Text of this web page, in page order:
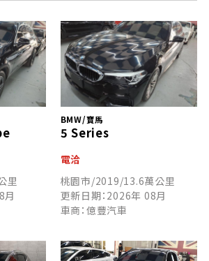
里
月
BMW/寶馬
5 Series
電洽
桃園市/2019/13.6萬公里
更新日期：2026年 08月
車商：億豐汽車